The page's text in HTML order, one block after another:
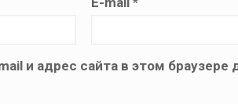
и адрес сайта в этом